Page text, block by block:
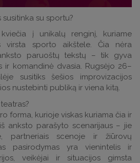
susitinka su sportu?
į unikalų renginį, kuriame
virsta sporto aikštele. Čia nėra
paruoštų tekstų – tik gyva
ir komandinė dvasia. Rugsėjo 26–
susitiks šešios improvizacijos
nustebinti publiką ir viena kitą.
forma, kurioje viskas kuriama čia ir
anksto parašyto scenarijaus – jie
partneriais scenoje ir žiūrovų
pasirodymas yra vienintelis ir
veikėjai ir situacijos gimsta